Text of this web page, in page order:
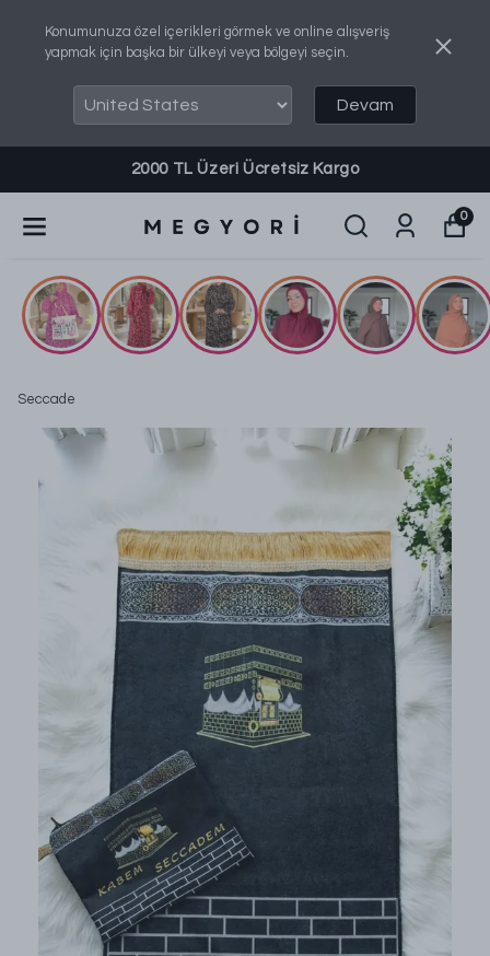
Konumunuza özel içerikleri görmek ve online alışveriş
yapmak için başka bir ülkeyi veya bölgeyi seçin.
Devam
Sipariş, Bilgi ve Destek Almak İçin: 0540 737 8460
0
Seccade